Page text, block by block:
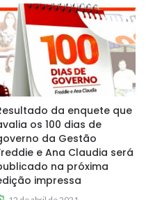
da enquete que
os 100 dias de
da Gestão
e Ana Claudia será
na próxima
impressa